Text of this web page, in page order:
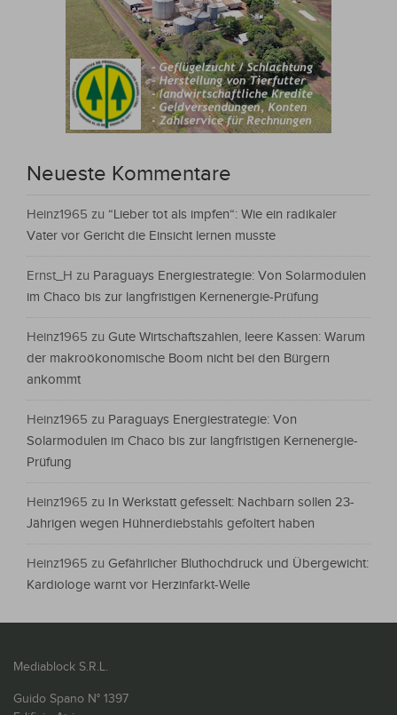
Neueste Kommentare
Heinz1965 zu “Lieber tot als impfen“: Wie ein radikaler
Vater vor Gericht die Einsicht lernen musste
Ernst_H zu Paraguays Energiestrategie: Von Solarmodulen
im Chaco bis zur langfristigen Kernenergie-Prüfung
Heinz1965 zu Gute Wirtschaftszahlen, leere Kassen: Warum
der makroökonomische Boom nicht bei den Bürgern
ankommt
Heinz1965 zu Paraguays Energiestrategie: Von
Solarmodulen im Chaco bis zur langfristigen Kernenergie-
Prüfung
Heinz1965 zu In Werkstatt gefesselt: Nachbarn sollen 23-
Jährigen wegen Hühnerdiebstahls gefoltert haben
Heinz1965 zu Gefährlicher Bluthochdruck und Übergewicht:
Kardiologe warnt vor Herzinfarkt-Welle
Mediablock S.R.L.
Guido Spano N° 1397